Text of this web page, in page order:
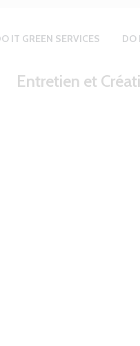
IT GREEN SERVICES DO
Entretien et